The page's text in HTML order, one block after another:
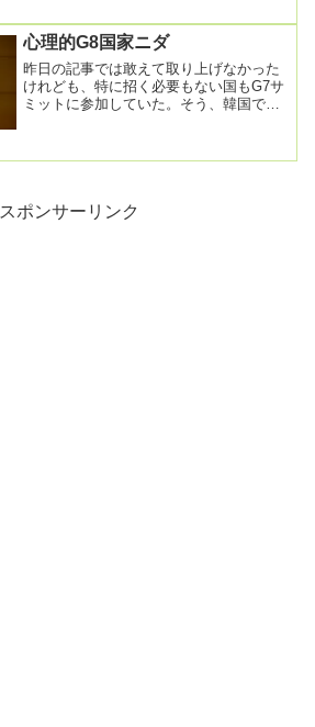
心理的G8国家ニダ
昨日の記事では敢えて取り上げなかった
けれども、特に招く必要もない国もG7サ
ミットに参加していた。そう、韓国であ
スポンサーリンク